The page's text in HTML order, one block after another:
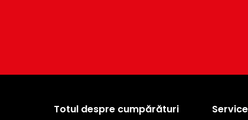
Totul despre cumpărături